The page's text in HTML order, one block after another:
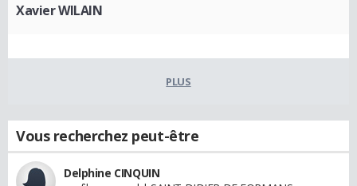
Xavier WILAIN
PLUS
Vous recherchez peut-être
Delphine CINQUIN